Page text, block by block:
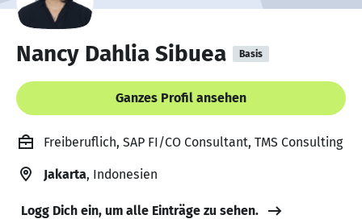
Nancy Dahlia Sibuea Basis
Ganzes Profil ansehen
Freiberuflich, SAP FI/CO Consultant, TMS Consulting
Jakarta, Indonesien
Logg Dich ein, um alle Einträge zu sehen.